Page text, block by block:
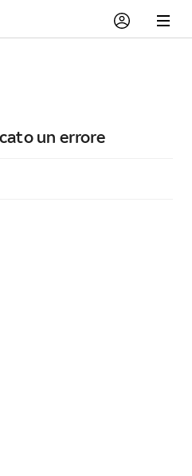
un errore